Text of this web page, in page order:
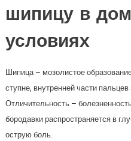
шипицу в
условиях
Шипица – мозолистое
ступне, внутренней части
Отличительность –
бородавки распространяется в
острую боль.